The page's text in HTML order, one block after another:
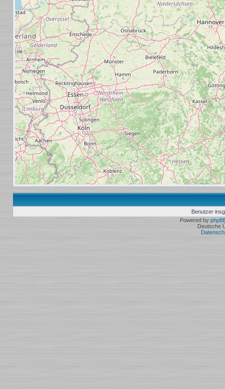
Benutzer
Powered by
Deutsche